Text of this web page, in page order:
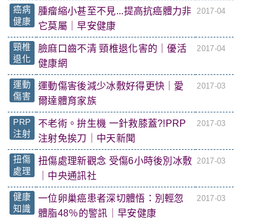
癌病
健康
腫瘤縮小甚至不見...提高抗癌體力非
它莫屬｜早安健康
2017-04
頸椎
退化
臉麻口齒不清 頸椎退化害的｜優活
健康網
2017-04
運動
傷害
運動傷害後減少冰敷好得更快｜愛
爾達體育家族
2017-03
PRP
注射
不老術。拚生機 一針救膝蓋?!PRP
注射免挨刀｜中天新聞
2017-03
扭傷
處理
扭傷處理新觀念 受傷6小時後別冰敷
｜中央通訊社
2017-03
健康
知識
一位卵巢癌患者深切體悟：別輕忽
體脂48％的警訊｜早安健康
2017-03